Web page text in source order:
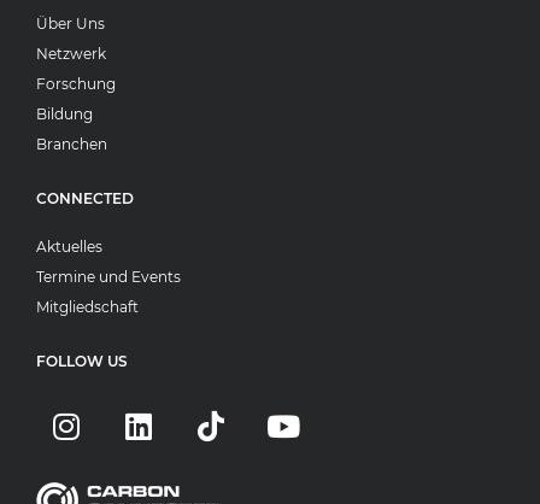
Über Uns
Netzwerk
Forschung
Bildung
Branchen
CONNECTED
Aktuelles
Termine und Events
Mitgliedschaft
FOLLOW US